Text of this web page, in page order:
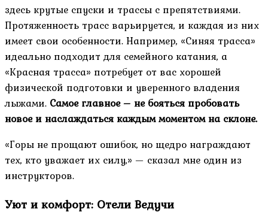
здесь крутые спуски и трассы с препятствиями.
Протяженность трасс варьируется, и каждая из них
имеет свои особенности. Например, «Синяя трасса»
идеально подходит для семейного катания, а
«Красная трасса» потребует от вас хорошей
физической подготовки и уверенного владения
лыжами. Самое главное – не бояться пробовать
новое и наслаждаться каждым моментом на склоне.
«Горы не прощают ошибок, но щедро награждают
тех, кто уважает их силу,» — сказал мне один из
инструкторов.
Уют и комфорт: Отели Ведучи